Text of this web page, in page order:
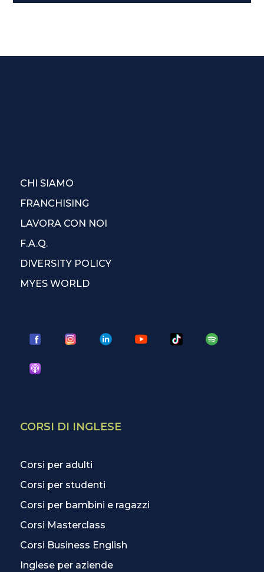
CHI SIAMO
FRANCHISING
LAVORA CON NOI
F.A.Q.
DIVERSITY POLICY
MYES WORLD
CORSI DI INGLESE
Corsi per adulti
Corsi per studenti
Corsi per bambini e ragazzi
Corsi Masterclass
Corsi Business English
Inglese per aziende